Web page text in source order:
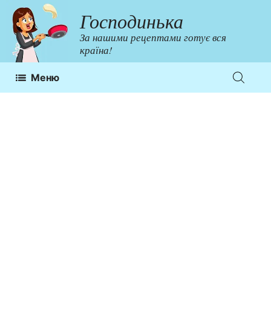
Перейти
до
контенту
Господинька
За нашими рецептами готує вся
країна!
Меню